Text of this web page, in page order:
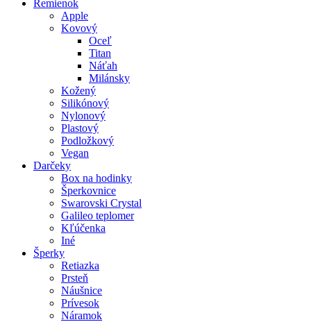
Remienok
Apple
Kovový
Oceľ
Titan
Náťah
Milánsky
Kožený
Silikónový
Nylonový
Plastový
Podložkový
Vegan
Darčeky
Box na hodinky
Šperkovnice
Swarovski Crystal
Galileo teplomer
Kľúčenka
Iné
Šperky
Retiazka
Prsteň
Náušnice
Prívesok
Náramok